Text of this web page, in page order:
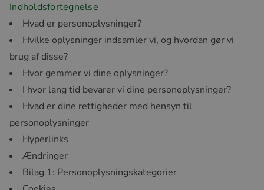
Indholdsfortegnelse
Hvad er personoplysninger?
Hvilke oplysninger indsamler vi, og hvordan gør vi
brug af disse?
Hvor gemmer vi dine oplysninger?
I hvor lang tid bevarer vi dine personoplysninger?
Hvad er dine rettigheder med hensyn til
personoplysninger
Hyperlinks
Ændringer
Bilag 1: Personoplysningskategorier